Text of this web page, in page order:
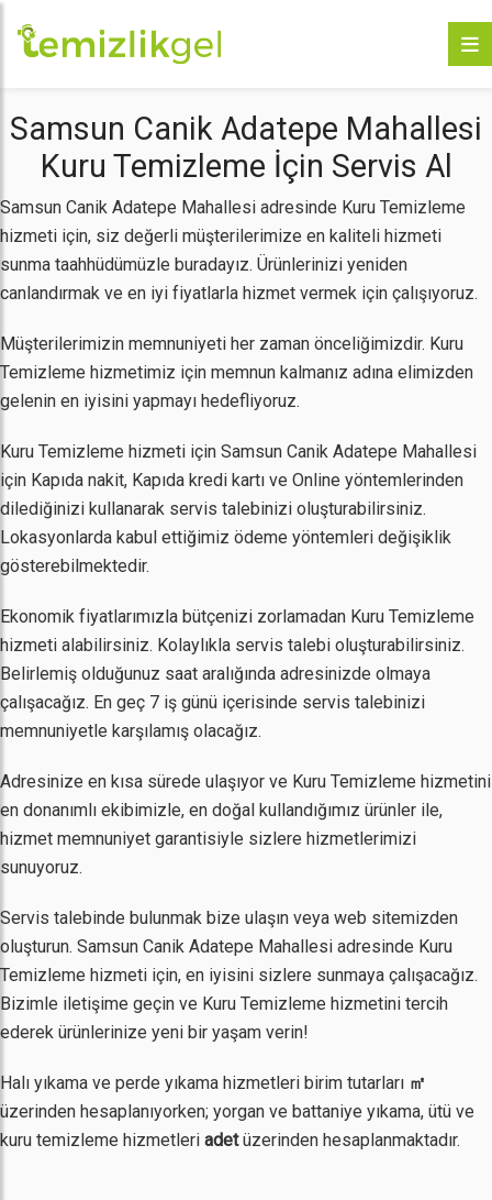
Samsun Canik Adatepe Mahallesi
Kuru Temizleme İçin Servis Al
Samsun Canik Adatepe Mahallesi adresinde Kuru Temizleme
hizmeti için, siz değerli müşterilerimize en kaliteli hizmeti
sunma taahhüdümüzle buradayız. Ürünlerinizi yeniden
canlandırmak ve en iyi fiyatlarla hizmet vermek için çalışıyoruz.
Müşterilerimizin memnuniyeti her zaman önceliğimizdir. Kuru
Temizleme hizmetimiz için memnun kalmanız adına elimizden
gelenin en iyisini yapmayı hedefliyoruz.
Kuru Temizleme hizmeti için Samsun Canik Adatepe Mahallesi
için Kapıda nakit, Kapıda kredi kartı ve Online yöntemlerinden
dilediğinizi kullanarak servis talebinizi oluşturabilirsiniz.
Lokasyonlarda kabul ettiğimiz ödeme yöntemleri değişiklik
gösterebilmektedir.
Ekonomik fiyatlarımızla bütçenizi zorlamadan Kuru Temizleme
hizmeti alabilirsiniz. Kolaylıkla servis talebi oluşturabilirsiniz.
Belirlemiş olduğunuz saat aralığında adresinizde olmaya
çalışacağız. En geç 7 iş günü içerisinde servis talebinizi
memnuniyetle karşılamış olacağız.
Adresinize en kısa sürede ulaşıyor ve Kuru Temizleme hizmetini
en donanımlı ekibimizle, en doğal kullandığımız ürünler ile,
hizmet memnuniyet garantisiyle sizlere hizmetlerimizi
sunuyoruz.
Servis talebinde bulunmak bize ulaşın veya web sitemizden
oluşturun. Samsun Canik Adatepe Mahallesi adresinde Kuru
Temizleme hizmeti için, en iyisini sizlere sunmaya çalışacağız.
Bizimle iletişime geçin ve Kuru Temizleme hizmetini tercih
ederek ürünlerinize yeni bir yaşam verin!
Halı yıkama ve perde yıkama hizmetleri birim tutarları ㎡
üzerinden hesaplanıyorken; yorgan ve battaniye yıkama, ütü ve
kuru temizleme hizmetleri adetüzerinden hesaplanmaktadır.